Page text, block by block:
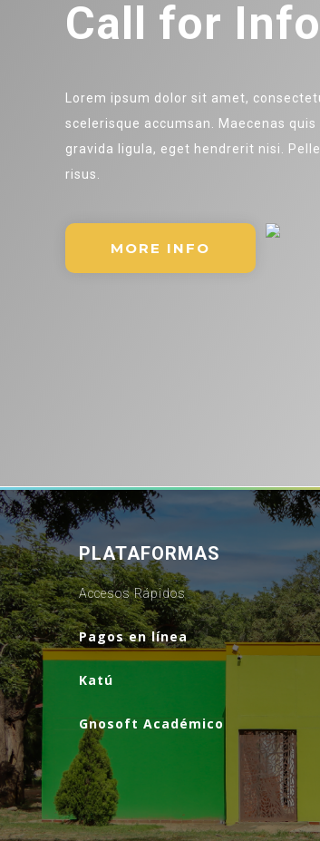
Call for
Lorem ipsum dolor sit amet,
scelerisque accumsan. Maecenas
gravida ligula, eget hendrerit nisi.
risus.
MORE INFO
PLATAFORMAS
Accesos Rápidos
Pagos en línea
Katú
Gnosoft Académico